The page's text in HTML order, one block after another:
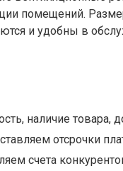
помещений.
и удобны в
наличие товара,
отсрочки
счета